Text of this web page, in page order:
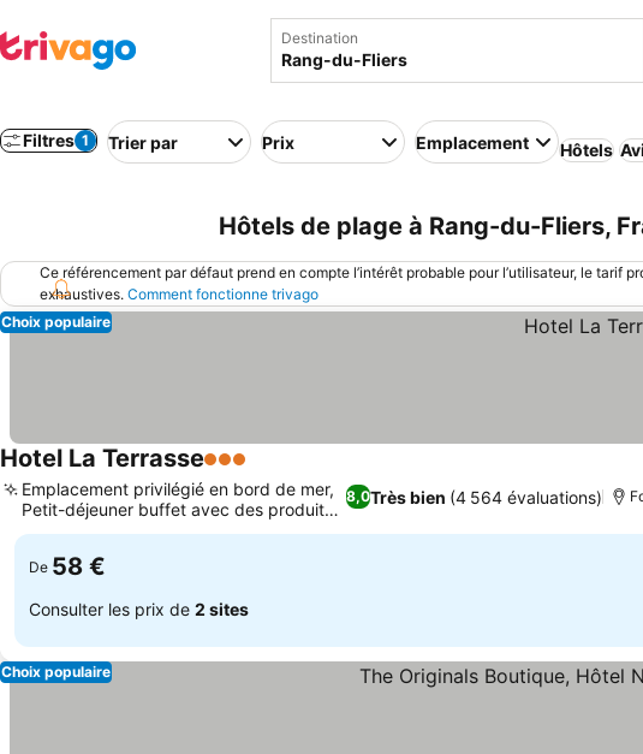
Destination
Filtres 1 Trier par Prix Emplacement Hôtels
Hôtels de plage à Rang-du-Fliers,
Ce référencement par défaut prend en compte l’intérêt probable pour l’utilisateur, le tarif
exhaustives. Comment fonctionne trivago
Choix populaire
Hotel La Terrasse3 Étoiles
8,0Très bien (4 564 évaluations)
Emplacement privilégié en bord de mer,
Petit-déjeuner buffet avec des produits
locaux
De 58 €
Consulter les prix de 2 sites
Choix populaire